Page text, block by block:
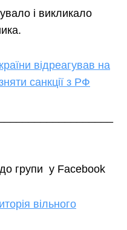
і викликало
відреагував на
санкції з РФ
групи у Facebook
вільного